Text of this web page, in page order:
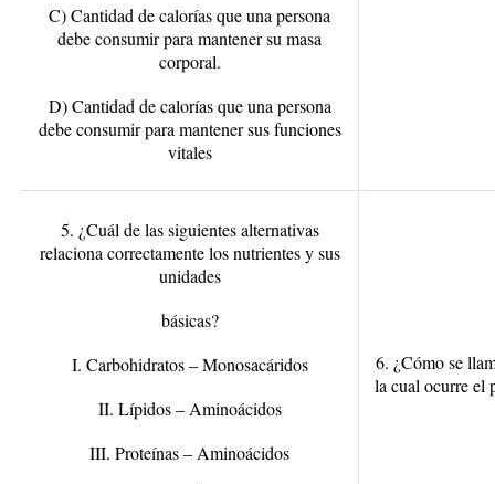
C) Cantidad de calorías que una persona
debe consumir para mantener su masa
corporal.
D) Cantidad de calorías que una persona
debe consumir para mantener sus funciones
vitales
5. ¿Cuál de las siguientes alternativas
relaciona correctamente los nutrientes y sus
unidades
básicas?
I. Carbohidratos – Monosacáridos
II. Lípidos – Aminoácidos
III. Proteínas – Aminoácidos
6. ¿Cómo se
la cual ocurre el